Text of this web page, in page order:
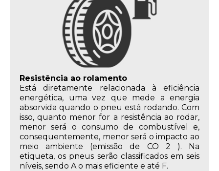
Resistência ao rolamento
Está diretamente relacionada à eficiência
energética, uma vez que mede a energia
absorvida quando o pneu está rodando. Com
isso, quanto menor for a resistência ao rodar,
menor será o consumo de combustível e,
consequentemente, menor será o impacto ao
meio ambiente (emissão de CO 2 ). Na
etiqueta, os pneus serão classificados em seis
níveis, sendo A o mais eficiente e até F.